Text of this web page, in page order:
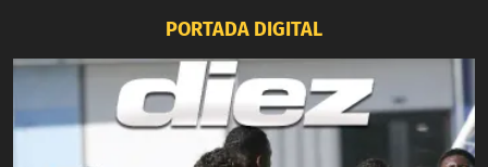
PORTADA DIGITAL